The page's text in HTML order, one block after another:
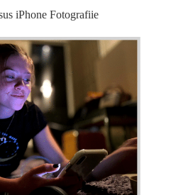
iPhone Fotografiie